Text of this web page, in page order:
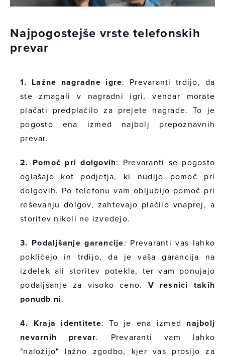
Najpogostejše vrste telefonskih
prevar
1. Lažne nagradne igre: Prevaranti trdijo, da
ste zmagali v nagradni igri, vendar morate
plačati predplačilo za prejete nagrade. To je
pogosto ena izmed najbolj prepoznavnih
prevar.
2. Pomoč pri dolgovih: Prevaranti se pogosto
oglašajo kot podjetja, ki nudijo pomoč pri
dolgovih. Po telefonu vam obljubijo pomoč pri
reševanju dolgov, zahtevajo plačilo vnaprej, a
storitev nikoli ne izvedejo.
3. Podaljšanje garancije: Prevaranti vas lahko
pokličejo in trdijo, da je vaša garancija na
izdelek ali storitev potekla, ter vam ponujajo
podaljšanje za visoko ceno. V resnici takih
ponudb ni.
4. Kraja identitete: To je ena izmed najbolj
nevarnih prevar. Prevaranti vam lahko
"naložijo" lažno zgodbo, kjer vas prosijo za